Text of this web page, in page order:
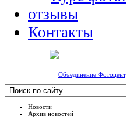
отзывы
Контакты
Объединение
Новости
Архив новостей